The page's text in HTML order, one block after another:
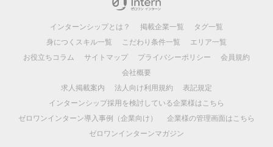
インターンシップとは？ 掲載企業一覧
タグ一覧
身につくスキル一覧
こだわり条件一覧
エリア一覧
お役立ちコラム
サイトマップ プライバシーポリシー
会員規約
会社概要
求人掲載案内
法人向け利用規約
表記規定
インターンシップ採用を検討している企業様はこちら
ゼロワンインターン導入事例（企業向け）
企業様の管理画面はこちら
ゼロワンインターンマガジン